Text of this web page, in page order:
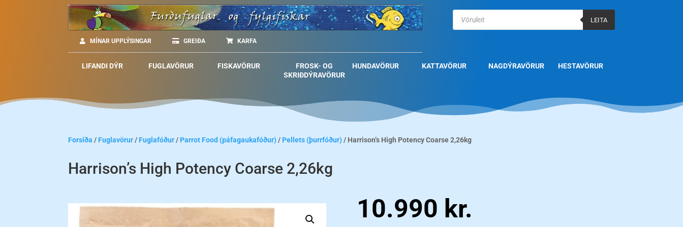
MÍNAR UPPLÝSINGAR GREIÐA KARFA
Products
search
LEITA
LIFANDI DÝR FUGLAVÖRUR FISKAVÖRUR
FROSK- OG
SKRIÐDÝRAVÖRUR
HUNDAVÖRUR KATTAVÖRUR NAGDÝRAVÖRUR HESTAVÖRUR
Forsíða / Fuglavörur/ Fuglafóður/ Parrot Food (páfagaukafóður) / Pellets (þurrfóður) / Harrison’s High Potency Coarse 2,26kg
Harrison’s High Potency Coarse 2,26kg
10.990 kr.